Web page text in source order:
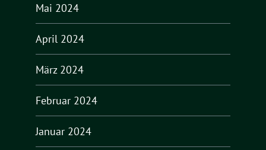
Mai 2024
April 2024
März 2024
Februar 2024
Januar 2024